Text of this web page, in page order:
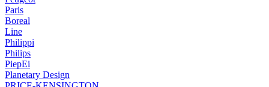
Paris
Boreal
Line
Philippi
Philips
PiepEi
Planetary Design